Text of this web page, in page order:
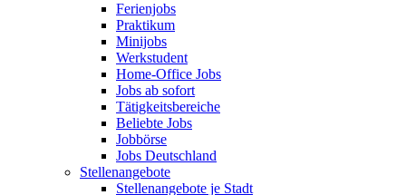
Ferienjobs
Praktikum
Minijobs
Werkstudent
Home-Office Jobs
Jobs ab sofort
Tätigkeitsbereiche
Beliebte Jobs
Jobbörse
Jobs Deutschland
Stellenangebote
Stellenangebote je Stadt